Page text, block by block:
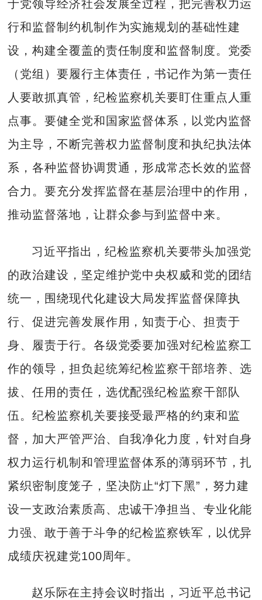
于党领导经济社会发展全过程，把完善权力运
行和监督制约机制作为实施规划的基础性建
设，构建全覆盖的责任制度和监督制度。党委
（党组）要履行主体责任，书记作为第一责任
人要敢抓真管，纪检监察机关要盯住重点人重
点事。要健全党和国家监督体系，以党内监督
为主导，不断完善权力监督制度和执纪执法体
系，各种监督协调贯通，形成常态长效的监督
合力。要充分发挥监督在基层治理中的作用，
推动监督落地，让群众参与到监督中来。
习近平指出，纪检监察机关要带头加强党
的政治建设，坚定维护党中央权威和党的团结
统一，围绕现代化建设大局发挥监督保障执
行、促进完善发展作用，知责于心、担责于
身、履责于行。各级党委要加强对纪检监察工
作的领导，担负起统筹纪检监察干部培养、选
拔、任用的责任，选优配强纪检监察干部队
伍。纪检监察机关要接受最严格的约束和监
督，加大严管严治、自我净化力度，针对自身
权力运行机制和管理监督体系的薄弱环节，扎
紧织密制度笼子，坚决防止“灯下黑”，努力建
设一支政治素质高、忠诚干净担当、专业化能
力强、敢于善于斗争的纪检监察铁军，以优异
成绩庆祝建党100周年。
赵乐际在主持会议时指出，习近平总书记